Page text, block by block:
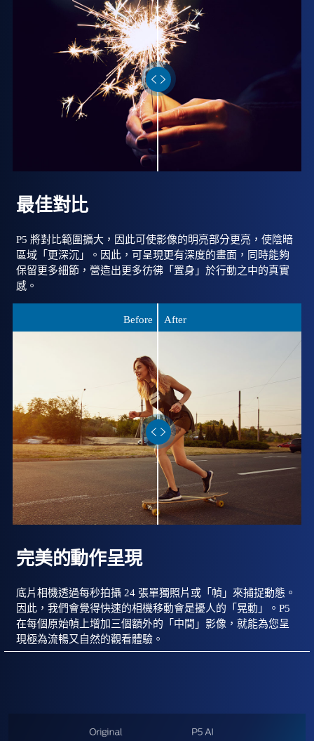
最佳對比
P5 將對比範圍擴大，因此可使影像的明亮部分更亮，使陰暗
區域「更深沉」。因此，可呈現更有深度的畫面，同時能夠
保留更多細節，營造出更多彷彿「置身」於行動之中的真實
感。
Before After
完美的動作呈現
底片相機透過每秒拍攝 24 張單獨照片或「幀」來捕捉動態。
因此，我們會覺得快速的相機移動會是擾人的「晃動」。P5
在每個原始幀上增加三個額外的「中間」影像，就能為您呈
現極為流暢又自然的觀看體驗。